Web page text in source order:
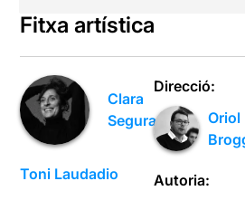
Fitxa artística
Clara
Segura
Toni Laudadio
Direcció:
Oriol
Autoria: